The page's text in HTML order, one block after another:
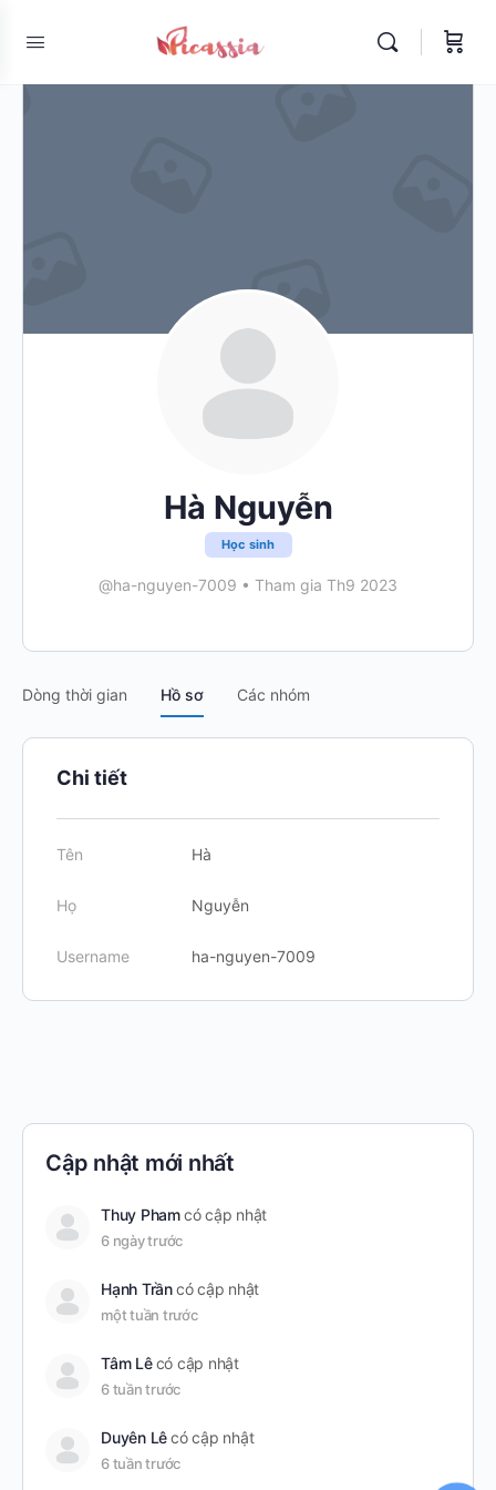
Hà Nguyễn
Học sinh
@ha-nguyen-7009 • Tham gia Th9 2023
Dòng thời gian Hồ sơ Các nhóm
Chi tiết
Tên Hà
Họ Nguyễn
Username ha-nguyen-7009
Cập nhật mới nhất
Thuy Phamcó cập nhật
6 ngày trước
Hạnh Trầncó cập nhật
một tuần trước
Tâm Lê có cập nhật
6 tuần trước
Duyên Lêcó cập nhật
6 tuần trước